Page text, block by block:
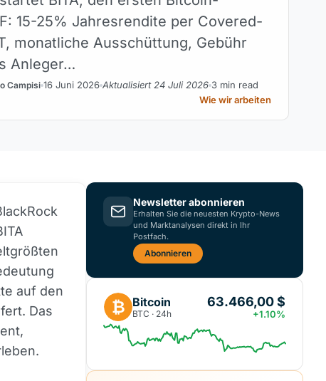
15-25% Jahresrendite per Covered-
monatliche Ausschüttung, Gebühr
Anleger…
Campisi 16 Juni 2026 Aktualisiert 24 Juli 2026 3 min read
Wie wir arbeiten
auf den
Das
Newsletter abonnieren
Erhalten Sie die neuesten Krypto-News
und Marktanalysen direkt in Ihr
Postfach.
Abonnieren
₿ Bitcoin
BTC · 24h
63.466,00 $
+1.10%